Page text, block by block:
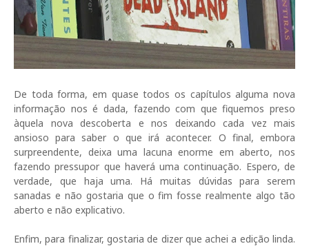
De toda forma, em quase todos os capítulos alguma nova
informação nos é dada, fazendo com que fiquemos preso
àquela nova descoberta e nos deixando cada vez mais
ansioso para saber o que irá acontecer. O final, embora
surpreendente, deixa uma lacuna enorme em aberto, nos
fazendo pressupor que haverá uma continuação. Espero, de
verdade, que haja uma. Há muitas dúvidas para serem
sanadas e não gostaria que o fim fosse realmente algo tão
aberto e não explicativo.
Enfim, para finalizar, gostaria de dizer que achei a edição linda.